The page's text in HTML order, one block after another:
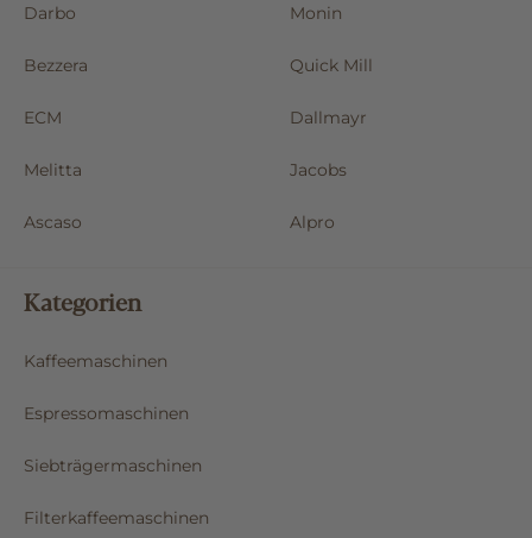
Darbo Monin
Bezzera Quick Mill
ECM Dallmayr
Melitta Jacobs
Ascaso Alpro
Kategorien
Kaffeemaschinen
Espressomaschinen
Siebträgermaschinen
Filterkaffeemaschinen